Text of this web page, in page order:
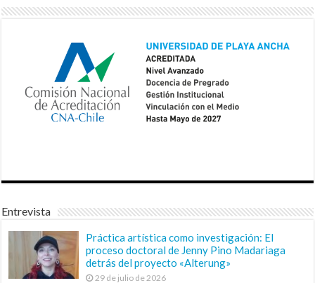
Entrevista
Práctica artística como investigación: El
proceso doctoral de Jenny Pino Madariaga
detrás del proyecto «Alterung»
29 de julio de 2026